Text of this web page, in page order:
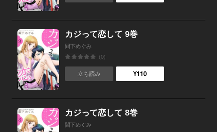
カジって恋して 9巻
間下めぐみ
(0)
立ち読み ¥110
カジって恋して 8巻
間下めぐみ